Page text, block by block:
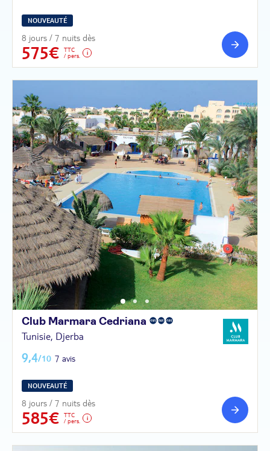
NOUVEAUTÉ
8 jours / 7 nuits dès
575€
TTC
/ pers.
Club Marmara Cedriana
Tunisie, Djerba
9,4/10 7 avis
NOUVEAUTÉ
8 jours / 7 nuits dès
585€
TTC
/ pers.